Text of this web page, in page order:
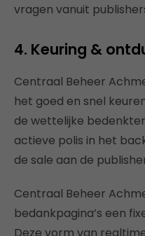
vragen vanuit
4. Keuring &
Centraal Beheer
het goed en snel
de wettelijke
actieve polis in het
de sale aan de
Centraal Beheer
bedankpagina’s een
Deze vorm van